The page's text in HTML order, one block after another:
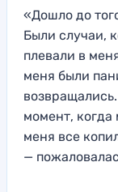
«Дошло до
Были случаи,
плевали в
меня были
момент, когда
меня все
—